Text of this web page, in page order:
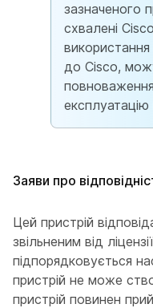
зазначеного
схвалені
до Cisco,
Заяви про
Цей пристрій
звільненим від
підпорядковується
пристрій не може
пристрій повинен